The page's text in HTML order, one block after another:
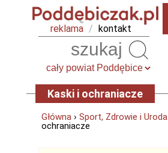
reklama / kontakt
Kaski i ochraniacze
Główna › Sport, Zdrowie i Uroda
ochraniacze